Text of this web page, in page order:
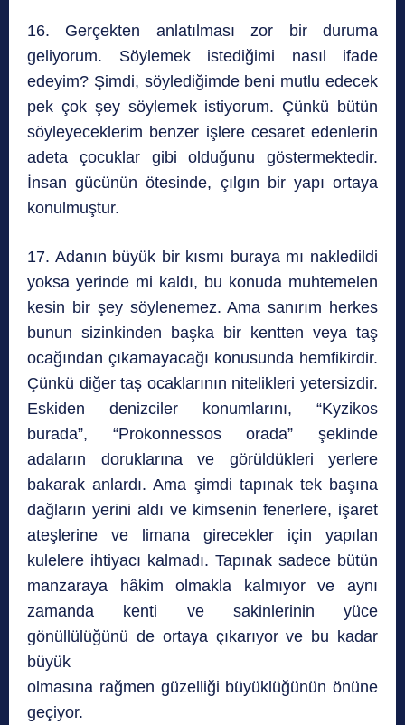
16. Gerçekten anlatılması zor bir duruma
geliyorum. Söylemek istediğimi nasıl ifade
edeyim? Şimdi, söylediğimde beni mutlu edecek
pek çok şey söylemek istiyorum. Çünkü bütün
söyleyeceklerim benzer işlere cesaret edenlerin
adeta çocuklar gibi olduğunu göstermektedir.
İnsan gücünün ötesinde, çılgın bir yapı ortaya
konulmuştur.
17. Adanın büyük bir kısmı buraya mı nakledildi
yoksa yerinde mi kaldı, bu konuda muhtemelen
kesin bir şey söylenemez. Ama sanırım herkes
bunun sizinkinden başka bir kentten veya taş
ocağından çıkamayacağı konusunda hemfikirdir.
Çünkü diğer taş ocaklarının nitelikleri yetersizdir.
Eskiden denizciler konumlarını, “Kyzikos
burada”, “Prokonnessos orada” şeklinde
adaların doruklarına ve görüldükleri yerlere
bakarak anlardı. Ama şimdi tapınak tek başına
dağların yerini aldı ve kimsenin fenerlere, işaret
ateşlerine ve limana girecekler için yapılan
kulelere ihtiyacı kalmadı. Tapınak sadece bütün
manzaraya hâkim olmakla kalmıyor ve aynı
zamanda kenti ve sakinlerinin yüce
gönüllülüğünü de ortaya çıkarıyor ve bu kadar
büyük
olmasına rağmen güzelliği büyüklüğünün önüne
geçiyor.